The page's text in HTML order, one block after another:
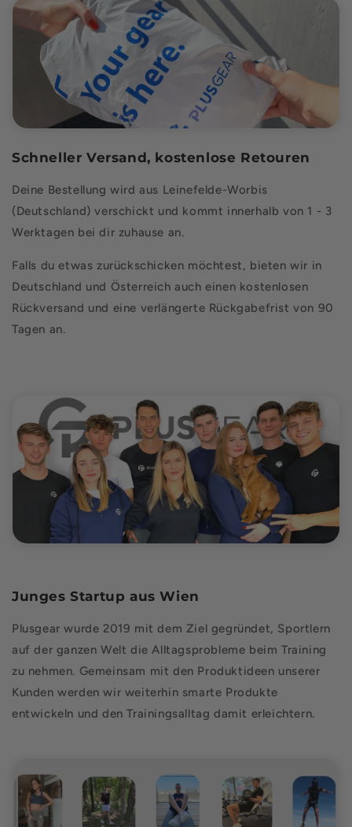
Schneller Versand, kostenlose Retouren
Deine Bestellung wird aus Leinefelde-Worbis
(Deutschland) verschickt und kommt innerhalb von 1 - 3
Werktagen bei dir zuhause an.
Falls du etwas zurückschicken möchtest, bieten wir in
Deutschland und Österreich auch einen kostenlosen
Rückversand und eine verlängerte Rückgabefrist von 90
Tagen an.
Junges Startup aus Wien
Plusgear wurde 2019 mit dem Ziel gegründet, Sportlern
auf der ganzen Welt die Alltagsprobleme beim Training
zu nehmen. Gemeinsam mit den Produktideen unserer
Kunden werden wir weiterhin smarte Produkte
entwickeln und den Trainingsalltag damit erleichtern.